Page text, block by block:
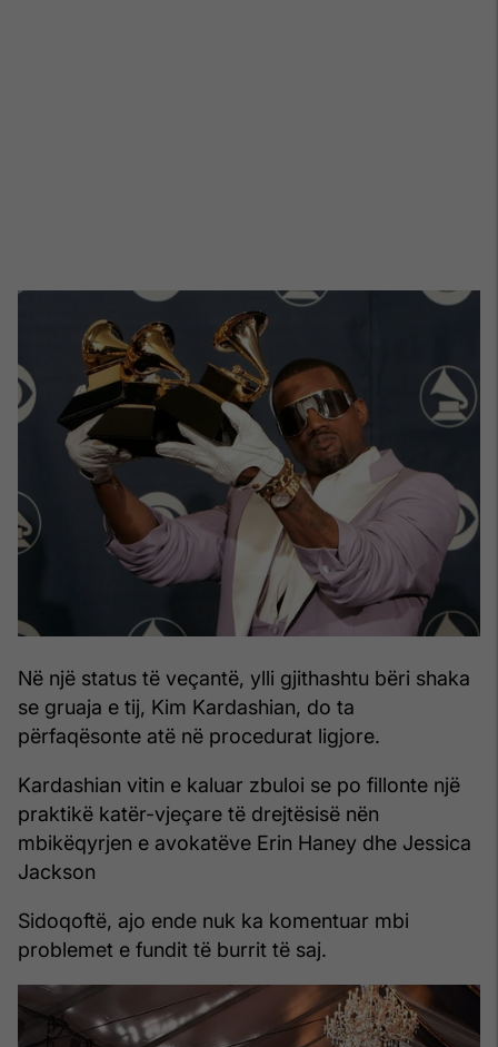
Në një status të veçantë, ylli gjithashtu bëri shaka
se gruaja e tij, Kim Kardashian, do ta
përfaqësonte atë në procedurat ligjore.
Kardashian vitin e kaluar zbuloi se po fillonte një
praktikë katër-vjeçare të drejtësisë nën
mbikëqyrjen e avokatëve Erin Haney dhe Jessica
Jackson
Sidoqoftë, ajo ende nuk ka komentuar mbi
problemet e fundit të burrit të saj.